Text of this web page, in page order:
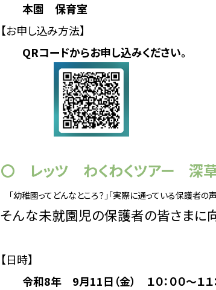
本園 保育室
【お申し込み方法】
QRコードからお申し込みください。
〇 レッツ わくわくツアー 深
「幼稚園ってどんなところ？」「実際に通っている保護者
そんな未就園児の保護者の皆さまに
【日時】
令和8年 9月11日（金） １０：００～１１